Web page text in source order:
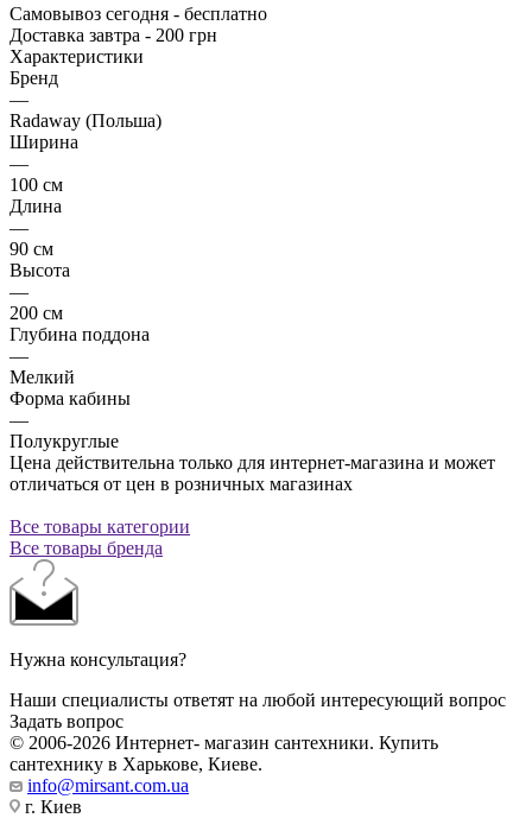
Самовывоз сегодня - бесплатно
Доставка завтра - 200 грн
Характеристики
Бренд
—
Radaway (Польша)
Ширина
—
100 см
Длина
—
90 см
Высота
—
200 см
Глубина поддона
—
Мелкий
Форма кабины
—
Полукруглые
Цена действительна только для интернет-магазина и может
отличаться от цен в розничных магазинах
Все товары категории
Все товары бренда
Нужна консультация?
Наши специалисты ответят на любой интересующий вопрос
Задать вопрос
© 2006-2026 Интернет- магазин сантехники. Купить
сантехнику в Харькове, Киеве.
info@mirsant.com.ua
г. Киев